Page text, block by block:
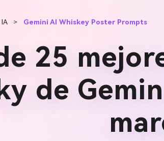
> Gemini AI Whiskey Poster Prompts
25
de